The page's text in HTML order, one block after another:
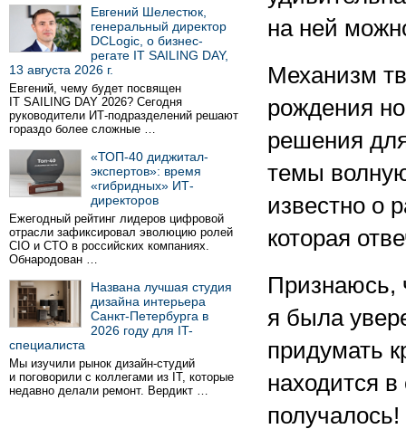
Евгений Шелестюк,
генеральный директор
DCLogic, о бизнес-
регате IT SAILING DAY,
13 августа 2026 г.
Евгений, чему будет посвящен
IT SAILING DAY 2026? Сегодня
руководители ИТ-подразделений решают
гораздо более сложные …
«ТОП-40 диджитал-
экспертов»: время
«гибридных» ИТ-
директоров
Ежегодный рейтинг лидеров цифровой
отрасли зафиксировал эволюцию ролей
CIO и CTO в российских компаниях.
Обнародован …
Названа лучшая студия
дизайна интерьера
Санкт-Петербурга в
2026 году для IT-
специалиста
Мы изучили рынок дизайн-студий
и поговорили с коллегами из IT, которые
недавно делали ремонт. Вердикт …
на ней
Механизм
рождения
решения
темы
известно о
которая
Признаюсь,
я была
придумать
находится
получалось!